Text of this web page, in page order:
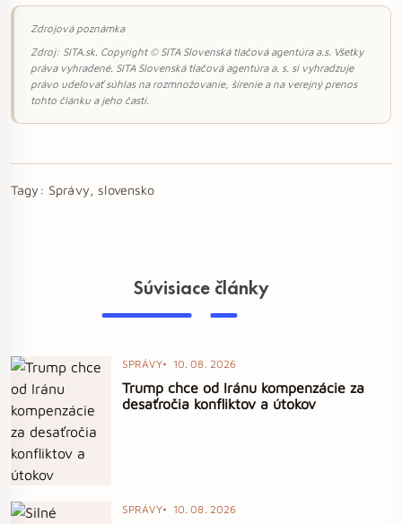
Zdrojová poznámka
Zdroj: SITA.sk. Copyright © SITA Slovenská tlačová agentúra a.s. Všetky
práva vyhradené. SITA Slovenská tlačová agentúra a. s. si vyhradzuje
právo udeľovať súhlas na rozmnožovanie, šírenie a na verejný prenos
tohto článku a jeho častí.
Tagy: Správy, slovensko
Súvisiace články
SPRÁVY 10. 08. 2026
Trump chce od Iránu kompenzácie za
desaťročia konfliktov a útokov
SPRÁVY 10. 08. 2026